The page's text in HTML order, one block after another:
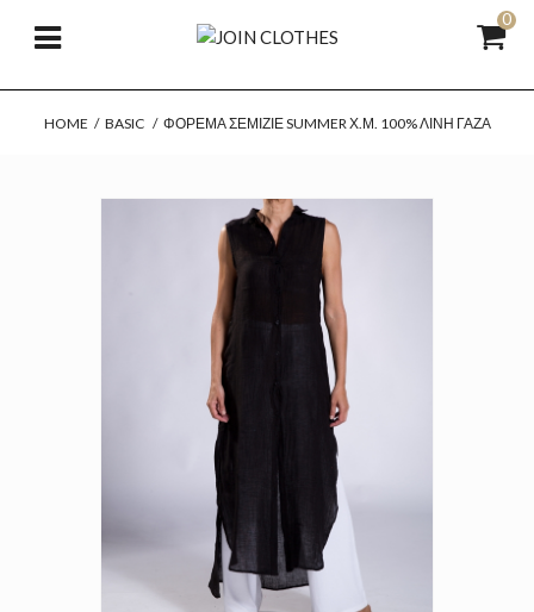
0
HOME / BASIC / ΦΌΡΕΜΑ ΣΕΜΙΖΙΈ SUMMER Χ.Μ. 100% ΛΙΝΉ ΓΆΖΑ